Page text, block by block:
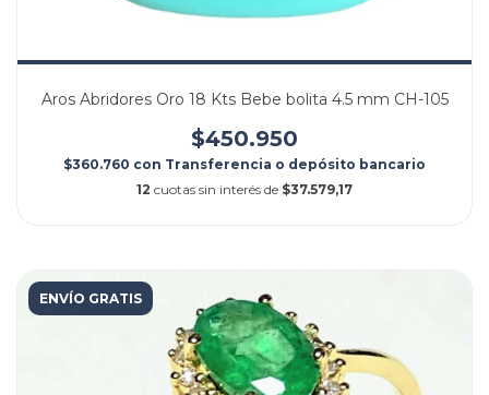
Aros Abridores Oro 18 Kts Bebe bolita 4.5 mm CH-105
$450.950
$360.760 con Transferencia o depósito bancario
12 cuotas sin interés de $37.579,17
ENVÍO GRATIS